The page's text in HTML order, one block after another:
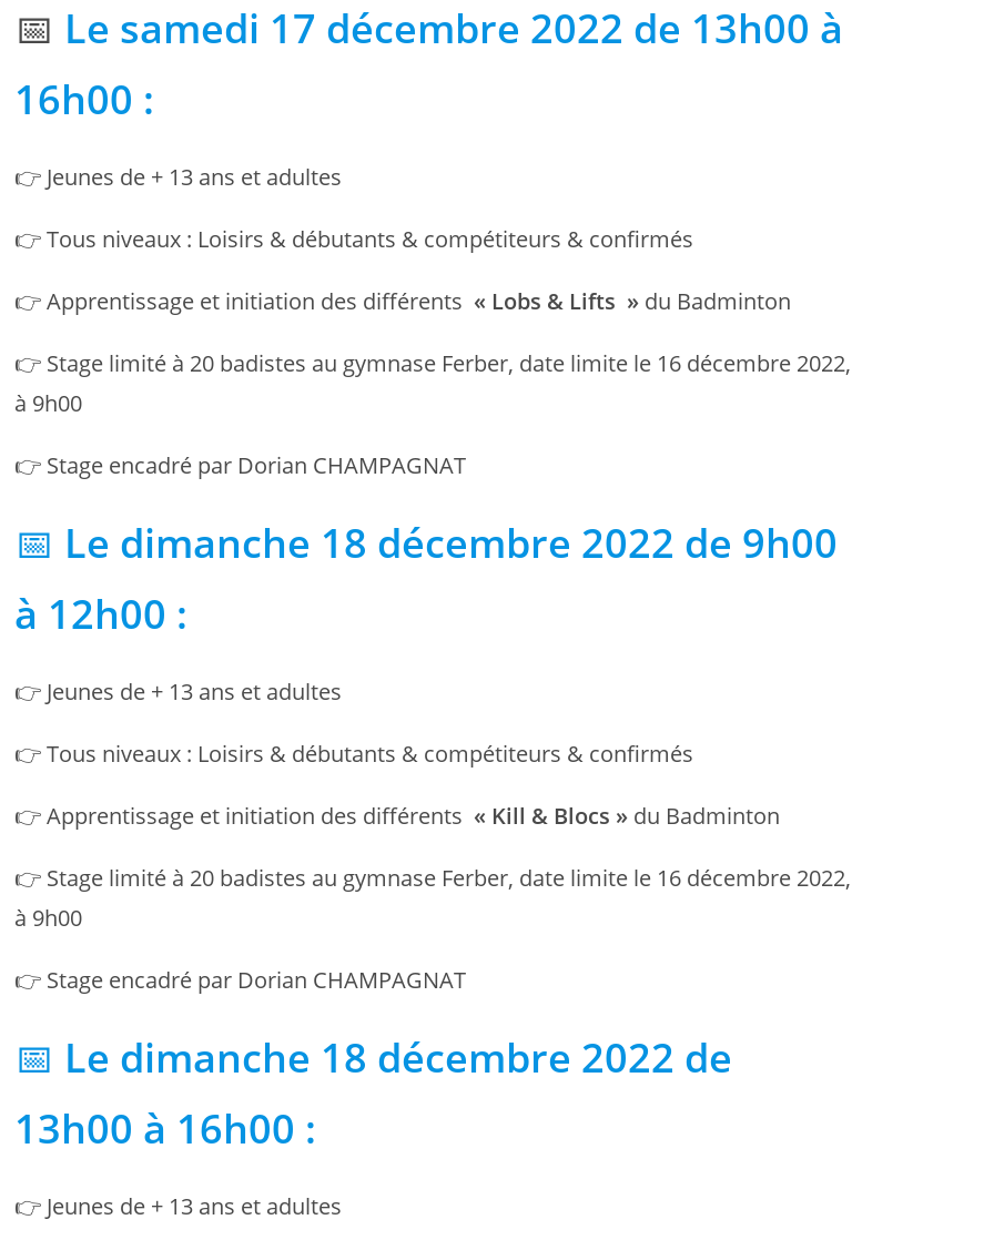
📅 Le samedi 17 décembre 2022 de 13h00 à
16h00 :
👉 Jeunes de + 13 ans et adultes
👉 Tous niveaux : Loisirs & débutants & compétiteurs & confirmés
👉 Apprentissage et initiation des différents « Lobs & Lifts » du Badminton
👉 Stage limité à 20 badistes au gymnase Ferber, date limite le 16 décembre 2022,
à 9h00
👉 Stage encadré par Dorian CHAMPAGNAT
📅 Le dimanche 18 décembre 2022 de 9h00
à 12h00 :
👉 Jeunes de + 13 ans et adultes
👉 Tous niveaux : Loisirs & débutants & compétiteurs & confirmés
👉 Apprentissage et initiation des différents « Kill & Blocs » du Badminton
👉 Stage limité à 20 badistes au gymnase Ferber, date limite le 16 décembre 2022,
à 9h00
👉 Stage encadré par Dorian CHAMPAGNAT
📅 Le dimanche 18 décembre 2022 de
13h00 à 16h00 :
👉 Jeunes de + 13 ans et adultes